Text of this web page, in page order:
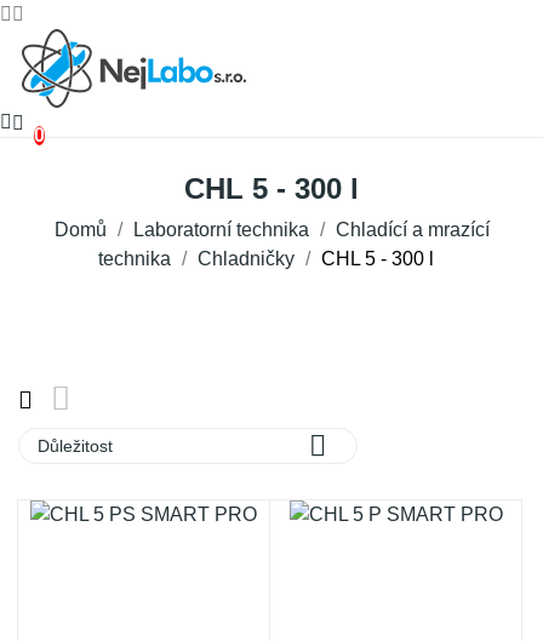
0
CHL 5 - 300 l
Domů Laboratorní technika
Chladící a mrazící
technika
Chladničky CHL 5 - 300 l
Důležitost 